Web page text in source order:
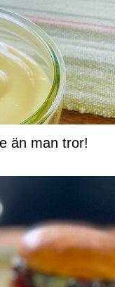
än man tror!